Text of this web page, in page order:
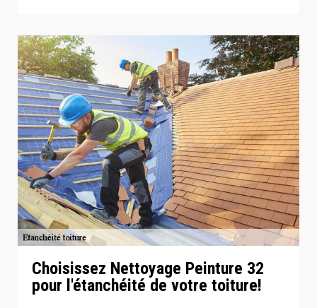
Choisissez Nettoyage Peinture 32
pour l'étanchéité de votre toiture!